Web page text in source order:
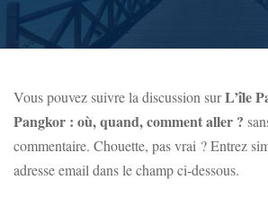
Vous pouvez suivre la discussion surL’île
Pangkor : où, quand, comment aller ?
commentaire. Chouette, pas vrai ? Entrez
adresse email dans le champ ci-dessous.